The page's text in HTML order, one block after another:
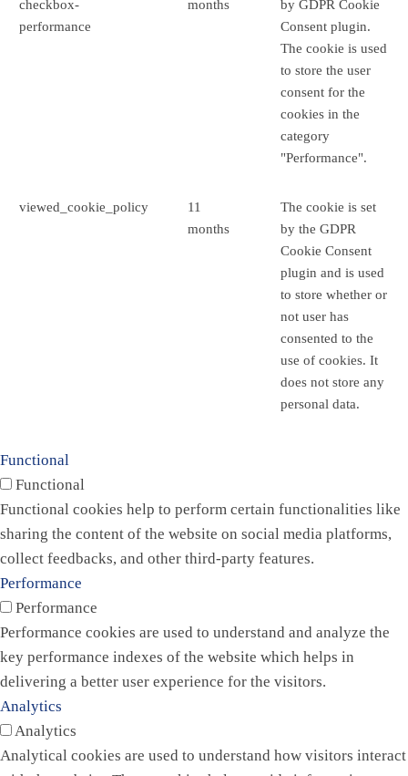
checkbox-
performance
months
by GDPR Cookie
Consent plugin.
The cookie is used
to store the user
consent for the
cookies in the
category
"Performance".
viewed_cookie_policy
11
months
The cookie is set
by the GDPR
Cookie Consent
plugin and is used
to store whether or
not user has
consented to the
use of cookies. It
does not store any
personal data.
Functional
Functional
Functional cookies help to perform certain functionalities like
sharing the content of the website on social media platforms,
collect feedbacks, and other third-party features.
Performance
Performance
Performance cookies are used to understand and analyze the
key performance indexes of the website which helps in
delivering a better user experience for the visitors.
Analytics
Analytics
Analytical cookies are used to understand how visitors interact